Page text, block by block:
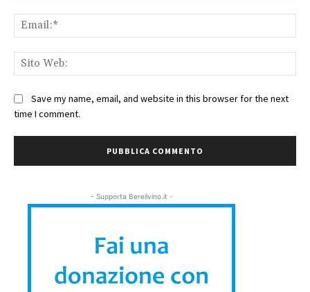
Save my name, email, and website in this browser for the next
time I comment.
- Supporta Bereilvino.it -